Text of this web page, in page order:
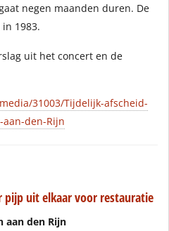
negen maanden duren. De
1983.
uit het concert en de
31003/Tijdelijk-afscheid-
den-Rijn
pijp uit elkaar voor restauratie
aan den Rijn